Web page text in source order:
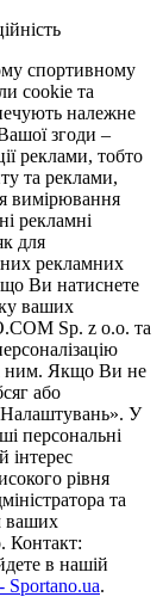
спортивному
cookie та
належне
згоди –
реклами, тобто
та реклами,
вимірювання
рекламні
для
рекламних
Ви натиснете
ваших
Sp. z o.o. та
ним. Якщо Ви не
або
У
персональні
інтерес
рівня
та
ваших
Контакт:
в нашій
Sportano.ua.